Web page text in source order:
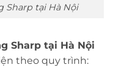
Sharp tại Hà Nội
Sharp tại Hà Nội
theo quy trình: